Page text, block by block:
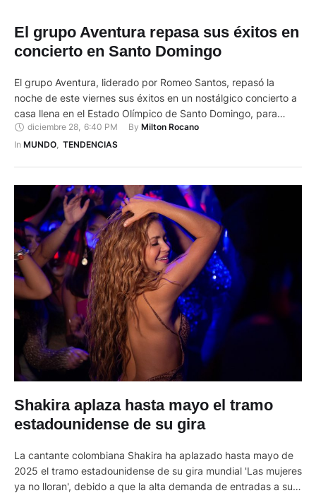
El grupo Aventura repasa sus éxitos en
concierto en Santo Domingo
El grupo Aventura, liderado por Romeo Santos, repasó la
noche de este viernes sus éxitos en un nostálgico concierto a
casa llena en el Estado Olímpico de Santo Domingo, para
poner fin a su gira de despedida ‘Cerrando ciclos’. Desde un
impresionante escenario, la banda, formada por los primos
diciembre 28 6:40 PM By Milton Rocano
In MUNDO, TENDENCIAS
Shakira aplaza hasta mayo el tramo
estadounidense de su gira
La cantante colombiana Shakira ha aplazado hasta mayo de
2025 el tramo estadounidense de su gira mundial 'Las mujeres
ya no lloran', debido a que la alta demanda de entradas a sus